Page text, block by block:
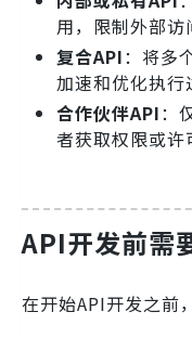
用，限制外部访
复合API：将多
加速和优化执行
合作伙伴API：
者获取权限或许
API开发前需
在开始API开发之前